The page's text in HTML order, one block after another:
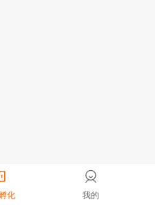
化 我的